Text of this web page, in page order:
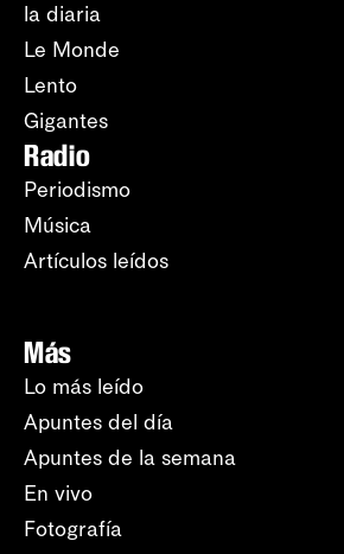
la diaria
Le Monde
Lento
Gigantes
Radio
Periodismo
Música
Artículos leídos
Más
Lo más leído
Apuntes del día
Apuntes de la semana
En vivo
Fotografía